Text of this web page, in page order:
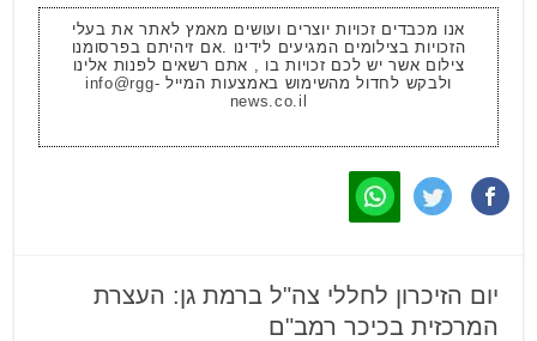
אנו מכבדים זכויות יוצרים ועושים מאמץ לאתר את בעלי
הזכויות בצילומים המגיעים לידינו .אם זיהיתם בפרסומנו
צילום אשר יש לכם זכויות בו , אתם רשאים לפנות אלינו
ולבקש לחדול מהשימוש באמצעות המייל info@rgg-
news.co.il
יום הזיכרון לחללי צה"ל ברמת גן: העצרת
המרכזית בכיכר רמב"ם